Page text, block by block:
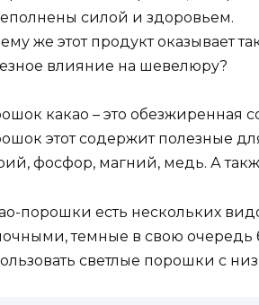
силой и здоровьем.
же этот продукт оказывает
влияние на шевелюру?
какао – это обезжиренная
этот содержит полезные
фосфор, магний, медь. А
порошки есть нескольких
темные в свою
светлые порошки с